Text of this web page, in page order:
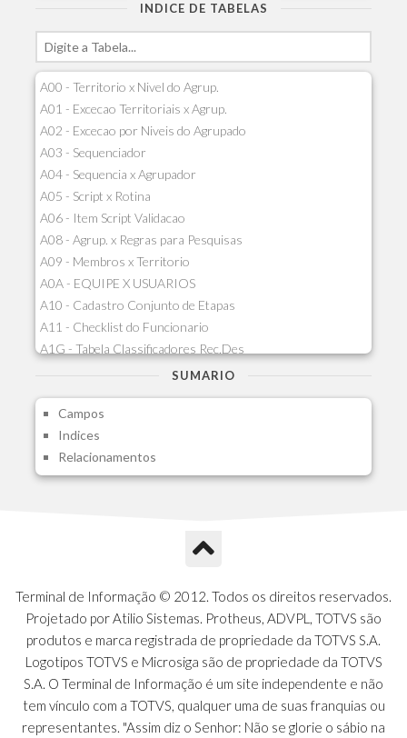
INDICE DE TABELAS
A00 - Territorio x Nivel do Agrup.
A01 - Excecao Territoriais x Agrup.
A02 - Excecao por Niveis do Agrupado
A03 - Sequenciador
A04 - Sequencia x Agrupador
A05 - Script x Rotina
A06 - Item Script Validacao
A08 - Agrup. x Regras para Pesquisas
A09 - Membros x Territorio
A0A - EQUIPE X USUARIOS
A10 - Cadastro Conjunto de Etapas
A11 - Checklist do Funcionario
A1G - Tabela Classificadores Rec.Des
A1H - Itens Tabela Classif.Rec.Desp.
A1J - Itens Aglutinadores Visao
A1N - Tipos de Card
A1O - Cards Dashboard
A1P - Tipos de Charts
A1S - Notificacoes do Vendedor
A1U - Intermediadores
A1V - Schemas - Gestao de Vendas
A1W - Campos do Schema
A1X - CFDI Complemento Carta Porte
A1Y - Carta Porte - Localizacoes
A1Z - Carta Porte - Operadores
A20 - Nota Explicativa - PCO
SUMARIO
Campos
Indices
Relacionamentos
Terminal de Informação © 2012. Todos os direitos reservados.
Projetado por Atilio Sistemas. Protheus, ADVPL, TOTVS são
produtos e marca registrada de propriedade da TOTVS S.A.
Logotipos TOTVS e Microsiga são de propriedade da TOTVS
S.A. O Terminal de Informação é um site independente e não
tem vínculo com a TOTVS, qualquer uma de suas franquias ou
representantes. "Assim diz o Senhor: Não se glorie o sábio na